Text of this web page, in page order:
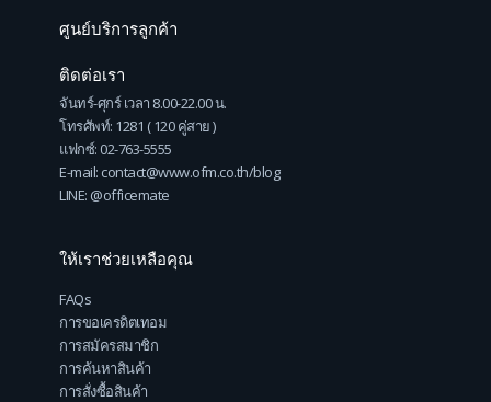
ศูนย์บริการลูกค้า
ติดต่อเรา
จันทร์-ศุกร์ เวลา 8.00-22.00 น.
โทรศัพท์: 1281 ( 120 คู่สาย )
แฟกซ์: 02-763-5555
E-mail: contact@www.ofm.co.th/blog
LINE: @officemate
ให้เราช่วยเหลือคุณ
FAQs
การขอเครดิตเทอม
การสมัครสมาชิก
การค้นหาสินค้า
การสั่งซื้อสินค้า